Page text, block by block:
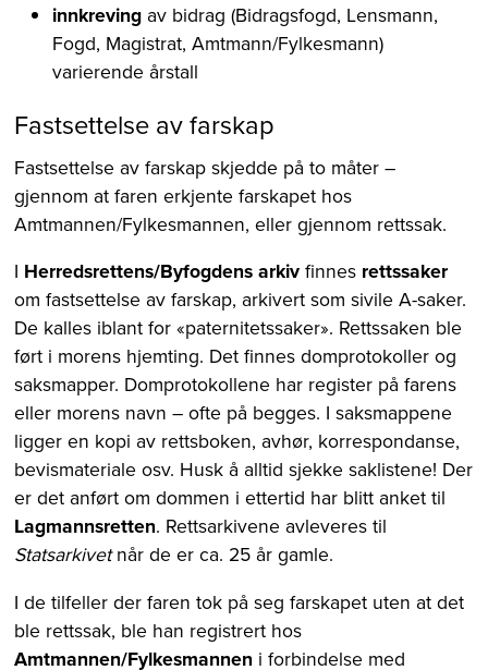
innkreving av bidrag (Bidragsfogd, Lensmann,
Fogd, Magistrat, Amtmann/Fylkesmann)
varierende årstall
Fastsettelse av farskap
Fastsettelse av farskap skjedde på to måter –
gjennom at faren erkjente farskapet hos
Amtmannen/Fylkesmannen, eller gjennom rettssak.
I Herredsrettens/Byfogdens arkiv finnes rettssaker
om fastsettelse av farskap, arkivert som sivile A-saker.
De kalles iblant for «paternitetssaker». Rettssaken ble
ført i morens hjemting. Det finnes domprotokoller og
saksmapper. Domprotokollene har register på farens
eller morens navn – ofte på begges. I saksmappene
ligger en kopi av rettsboken, avhør, korrespondanse,
bevismateriale osv. Husk å alltid sjekke saklistene! Der
er det anført om dommen i ettertid har blitt anket til
Lagmannsretten. Rettsarkivene avleveres til
Statsarkivetnår de er ca. 25 år gamle.
I de tilfeller der faren tok på seg farskapet uten at det
ble rettssak, ble han registrert hos
Amtmannen/Fylkesmannen i forbindelse med